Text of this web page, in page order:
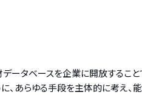
ータベースを企業に開放するこ
あらゆる手段を主体的に考え、